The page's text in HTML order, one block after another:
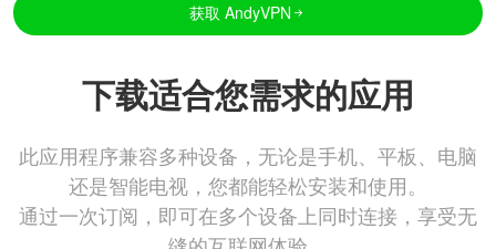
获取 AndyVPN
下载适合您需求的应用
此应用程序兼容多种设备，无论是手机、平板、电脑
还是智能电视，您都能轻松安装和使用。
通过一次订阅，即可在多个设备上同时连接，享受无